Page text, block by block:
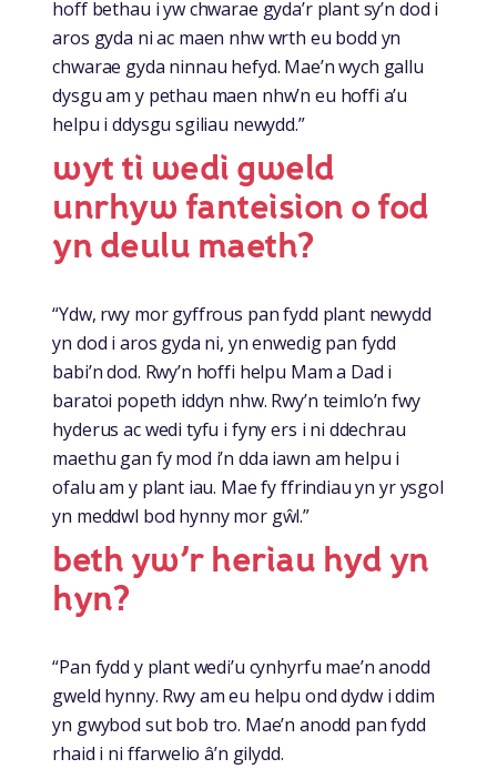
hoff bethau i yw chwarae gyda’r plant sy’n dod i
aros gyda ni ac maen nhw wrth eu bodd yn
chwarae gyda ninnau hefyd. Mae’n wych gallu
dysgu am y pethau maen nhw’n eu hoffi a’u
helpu i ddysgu sgiliau newydd.”
wyt ti wedi gweld
unrhyw fanteision o fod
yn deulu maeth?
“Ydw, rwy mor gyffrous pan fydd plant newydd
yn dod i aros gyda ni, yn enwedig pan fydd
babi’n dod. Rwy’n hoffi helpu Mam a Dad i
baratoi popeth iddyn nhw. Rwy’n teimlo’n fwy
hyderus ac wedi tyfu i fyny ers i ni ddechrau
maethu gan fy mod i’n dda iawn am helpu i
ofalu am y plant iau. Mae fy ffrindiau yn yr ysgol
yn meddwl bod hynny mor gŵl.”
beth yw’r heriau hyd yn
hyn?
“Pan fydd y plant wedi’u cynhyrfu mae’n anodd
gweld hynny. Rwy am eu helpu ond dydw i ddim
yn gwybod sut bob tro. Mae’n anodd pan fydd
rhaid i ni ffarwelio â’n gilydd.